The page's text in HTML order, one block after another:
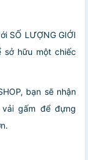
SỐ LƯỢNG GIỚI
sở hữu một chiếc
bạn sẽ nhận
gấm để đựng